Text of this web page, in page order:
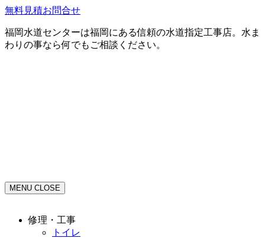
無料見積お問合せ
福岡水道センターは福岡にある信頼の水道指定工事店。水ま
わりの事なら何でもご相談ください。
MENU CLOSE
修理・工事
トイレ